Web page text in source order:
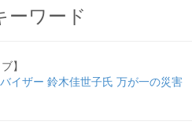
ーワード
】
イザー 鈴木佳世子氏 万が一の災害